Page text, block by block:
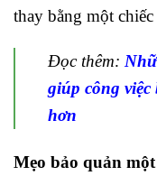
thay bằng một
Đọc thêm:
giúp công
hơn
Mẹo bảo quản